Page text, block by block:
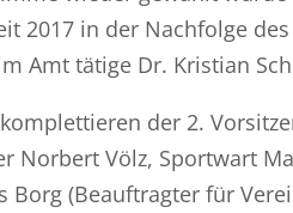
2017 in der Nachfolge
Amt tätige Dr. Kristian
der 2.
Norbert Völz, Sportwart
Borg (Beauftragter für